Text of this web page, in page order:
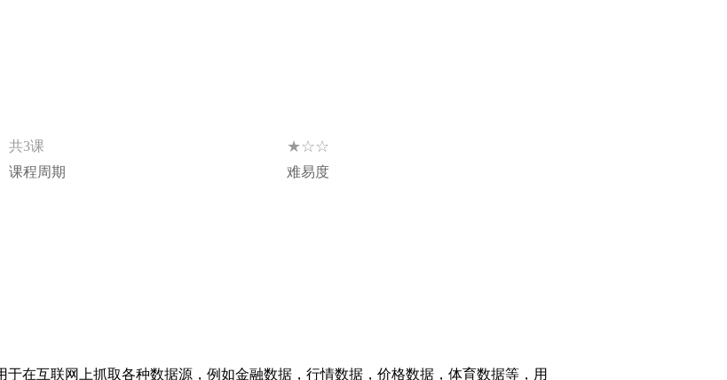
共3课 ★☆☆
课程周期 难易度
在互联网上抓取各种数据源，例如金融数据，行情数据，价格数据，体育数据等，用